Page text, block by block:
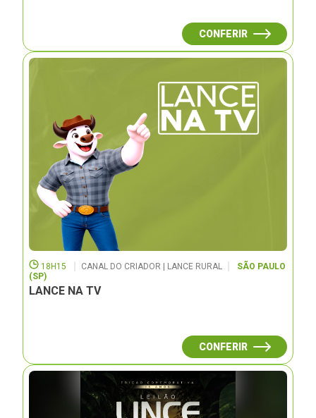
CONFERIR
18H15 CANAL DO CRIADOR | LANCE RURAL
SÃO PAULO
(SP)
LANCE NA TV
CONFERIR